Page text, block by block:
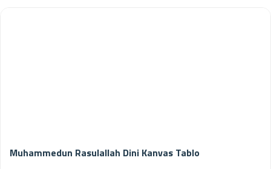
Muhammedun Rasulallah Dini Kanvas Tablo